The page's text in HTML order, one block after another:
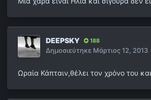
DEEPSKY 188
Δημοσιεύτηκε Μάρτιος 12, 2013
Ωραία Κάπταιν,θέλει τον χρόνο του